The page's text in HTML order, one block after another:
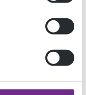
II har
transport
tematik som har